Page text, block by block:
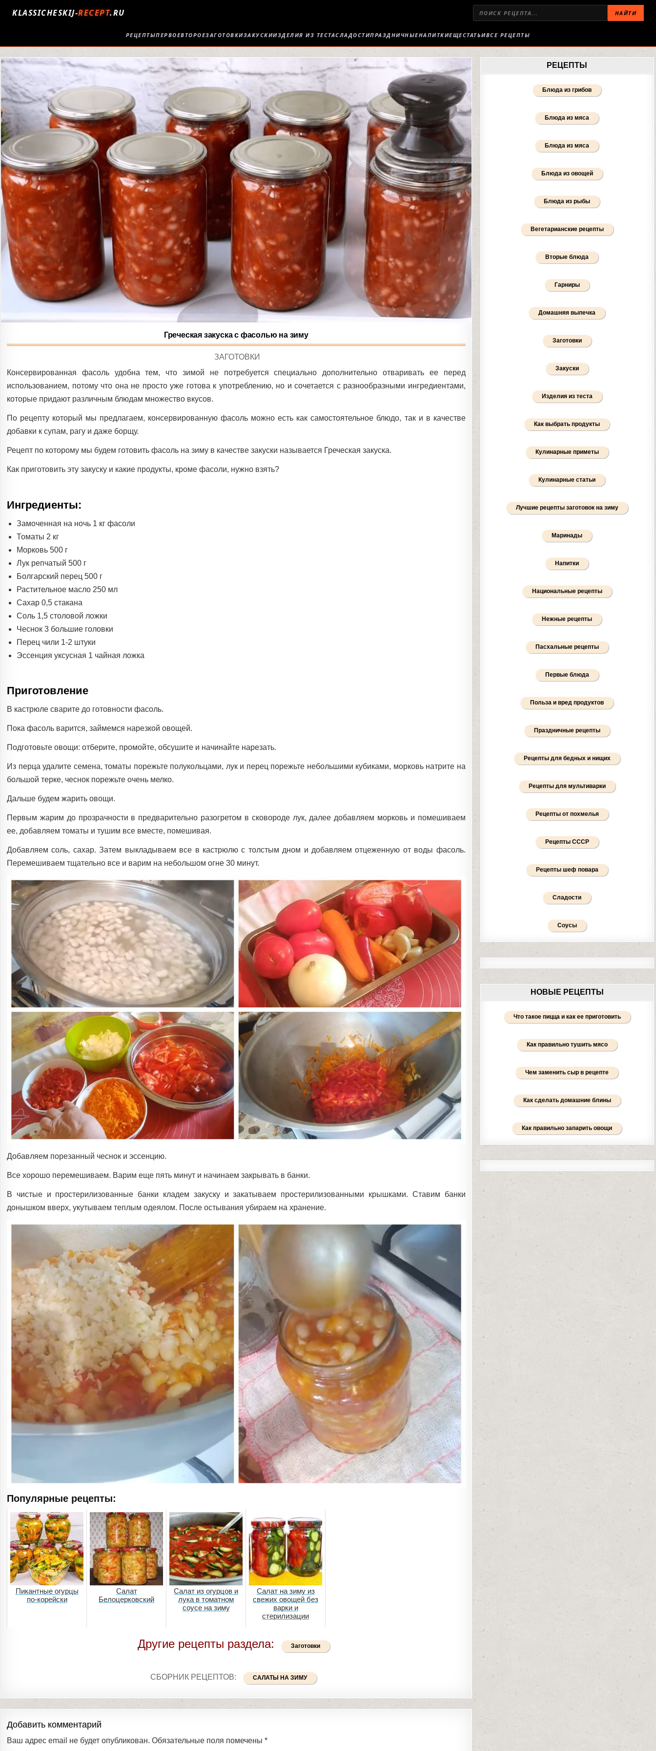
KLASSICHESKIJ-RECEPT.RU НАЙТИ
РЕЦЕПТЫПЕРВОЕВТОРОЕЗАГОТОВКИЗАКУСКИИЗДЕЛИЯ ИЗ ТЕСТАСЛАДОСТИПРАЗДНИЧНЫЕНАПИТКИЕЩЕСТАТЬИВСЕ РЕЦЕПТЫ
Греческая закуска с фасолью на зиму
POSTED
ЗАГОТОВКИ
Консервированная фасоль удобна тем, что зимой не потребуется специально дополнительно отваривать ее перед
использованием, потому что она не просто уже готова к употреблению, но и сочетается с разнообразными ингредиентами,
которые придают различным блюдам множество вкусов.
По рецепту который мы предлагаем, консервированную фасоль можно есть как самостоятельное блюдо, так и в качестве
добавки к супам, рагу и даже борщу.
Рецепт по которому мы будем готовить фасоль на зиму в качестве закуски называется Греческая закуска.
Как приготовить эту закуску и какие продукты, кроме фасоли, нужно взять?
Ингредиенты:
Замоченная на ночь 1 кг фасоли
Томаты 2 кг
Морковь 500 г
Лук репчатый 500 г
Болгарский перец 500 г
Растительное масло 250 мл
Сахар 0,5 стакана
Соль 1,5 столовой ложки
Чеснок 3 большие головки
Перец чили 1-2 штуки
Эссенция уксусная 1 чайная ложка
Приготовление
В кастрюле сварите до готовности фасоль.
Пока фасоль варится, займемся нарезкой овощей.
Подготовьте овощи: отберите, промойте, обсушите и начинайте нарезать.
Из перца удалите семена, томаты порежьте полукольцами, лук и перец порежьте небольшими кубиками, морковь натрите на
большой терке, чеснок порежьте очень мелко.
Дальше будем жарить овощи.
Первым жарим до прозрачности в предварительно разогретом в сковороде лук, далее добавляем морковь и помешиваем
ее, добавляем томаты и тушим все вместе, помешивая.
Добавляем соль, сахар. Затем выкладываем все в кастрюлю с толстым дном и добавляем отцеженную от воды фасоль.
Перемешиваем тщательно все и варим на небольшом огне 30 минут.
Добавляем порезанный чеснок и эссенцию.
Все хорошо перемешиваем. Варим еще пять минут и начинаем закрывать в банки.
В чистые и простерилизованные банки кладем закуску и закатываем простерилизованными крышками. Ставим банки
донышком вверх, укутываем теплым одеялом. После остывания убираем на хранение.
Популярные рецепты:
Пикантные огурцы
по-корейски
Салат
Белоцерковский
Салат из огурцов и
лука в томатном
соусе на зиму
Салат на зиму из
свежих овощей без
варки и
стерилизации
Другие рецепты раздела: Заготовки
СБОРНИК РЕЦЕПТОВ: САЛАТЫ НА ЗИМУ
Добавить комментарий
Ваш адрес email не будет опубликован. Обязательные поля помечены *
РЕЦЕПТЫ
Блюда из грибов
Блюда из мяса
Блюда из мяса
Блюда из овощей
Блюда из рыбы
Вегетарианские рецепты
Вторые блюда
Гарниры
Домашняя выпечка
Заготовки
Закуски
Изделия из теста
Как выбрать продукты
Кулинарные приметы
Кулинарные статьи
Лучшие рецепты заготовок на зиму
Маринады
Напитки
Национальные рецепты
Нежные рецепты
Пасхальные рецепты
Первые блюда
Польза и вред продуктов
Праздничные рецепты
Рецепты для бедных и нищих
Рецепты для мультиварки
Рецепты от похмелья
Рецепты СССР
Рецепты шеф повара
Сладости
Соусы
НОВЫЕ РЕЦЕПТЫ
Что такое пицца и как ее приготовить
Как правильно тушить мясо
Чем заменить сыр в рецепте
Как сделать домашние блины
Как правильно запарить овощи